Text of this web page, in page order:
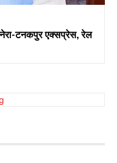
टनकपुर एक्सप्रेस, रेल